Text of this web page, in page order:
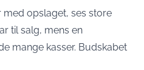
opslaget, ses store
til salg, mens en
mange kasser. Budskabet